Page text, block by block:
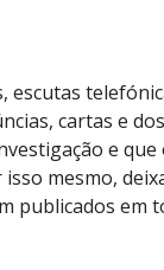
escutas
cartas e
e
mesmo,
publicados em